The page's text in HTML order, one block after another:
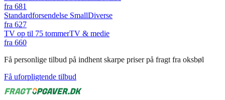
fra 681
Standardforsendelse SmallDiverse
fra 627
TV op til 75 tommerTV & medie
fra 660
Få personlige tilbud på indhent skarpe priser på fragt fra oksbøl
Få uforpligtende tilbud